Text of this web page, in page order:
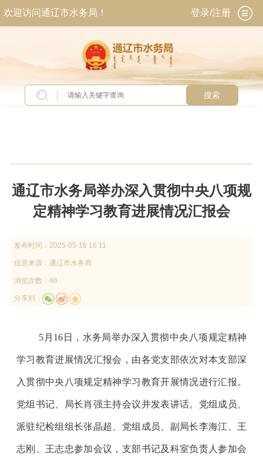
欢迎访问通辽市水务局！ 登录/注册
搜索
通辽市水务局举办深入贯彻中央八项规
定精神学习教育进展情况汇报会
发布时间： 2025-05-16 16:11
信息来源： 通辽市水务局
浏览次数：46
分享到：
5月16日，水务局举办深入贯彻中央八项规定精神
学习教育进展情况汇报会，由各党支部依次对本支部深
入贯彻中央八项规定精神学习教育开展情况进行汇报。
党组书记、局长肖强主持会议并发表讲话。党组成员、
派驻纪检组组长张晶超、党组成员、副局长李海江、王
志刚、王志忠参加会议，支部书记及科室负责人参加会